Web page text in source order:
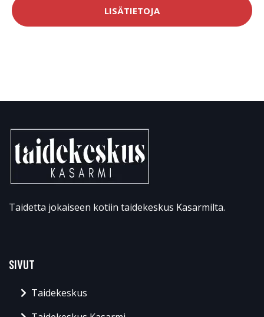
LISÄTIETOJA
Taidetta jokaiseen kotiin taidekeskus Kasarmilta.
SIVUT
Taidekeskus